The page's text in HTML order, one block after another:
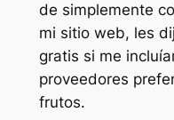
de simplemente
mi sitio web, les
gratis si me
proveedores
frutos.